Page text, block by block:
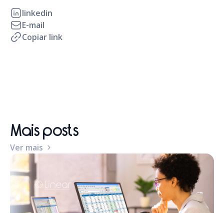
linkedin
E-mail
Copiar link
Mais posts
Ver mais